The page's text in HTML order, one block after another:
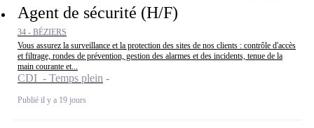
Agent de sécurité (H/F)
34 - BÉZIERS
Vous assurez la surveillance et la protection des sites de nos clients : contrôle d'accès
et filtrage, rondes de prévention, gestion des alarmes et des incidents, tenue de la
main courante et...
CDI - Temps plein
Publié il y a 19 jours